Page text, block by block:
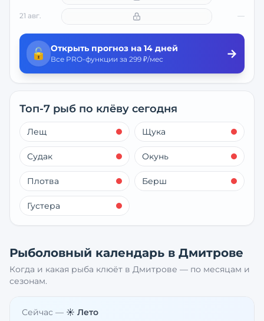
21 авг. —
🔓 Открыть прогноз на 14 дней
Все PRO-функции за 299 ₽/мес →
Топ-7 рыб по клёву сегодня
Лещ Щука
Судак Окунь
Плотва Берш
Густера
Рыболовный календарь в Дмитрове
Когда и какая рыба клюёт в Дмитрове — по месяцам и
сезонам.
Сейчас — ☀️ Лето